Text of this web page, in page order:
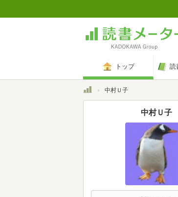
トップ 読
トップ中村Ｕ子
中村Ｕ子